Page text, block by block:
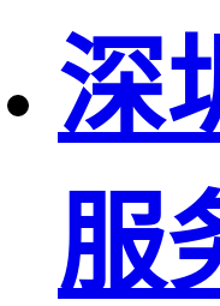
深
服